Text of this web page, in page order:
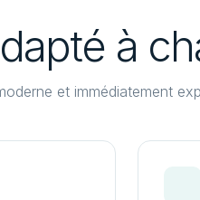
à
et immédiatement